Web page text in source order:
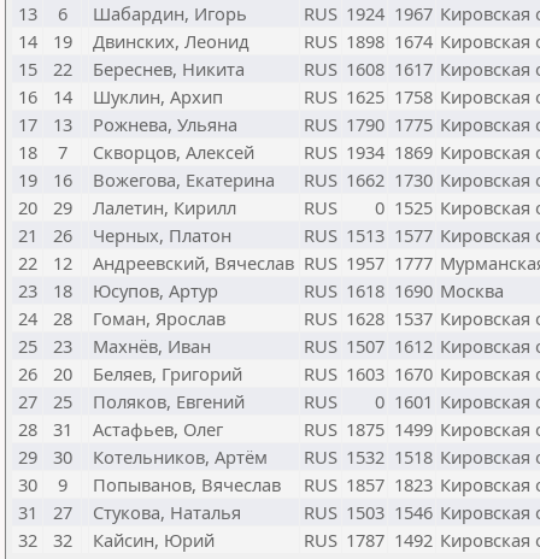
13
6 Шабардин, Игорь RUS 1924 1967 Кировская
14
19 Двинских, Леонид RUS 1898 1674 Кировская
15
22 Береснев, Никита RUS 1608 1617 Кировская
16
14 Шуклин, Архип RUS 1625 1758 Кировская
17
13 Рожнева, Ульяна RUS 1790 1775 Кировская
18
7 Скворцов, Алексей RUS 1934 1869 Кировская
19
16 Вожегова, Екатерина RUS 1662 1730 Кировская
20
29 Лалетин, Кирилл RUS 0 1525 Кировская
21
26 Черных, Платон RUS 1513 1577 Кировская
22
12 Андреевский, Вячеслав RUS 1957 1777
23
18 Юсупов, Артур RUS 1618 1690 Москва
24
28 Гоман, Ярослав RUS 1628 1537 Кировская
25
23 Махнёв, Иван RUS 1507 1612 Кировская
26
20 Беляев, Григорий RUS 1603 1670 Кировская
27
25 Поляков, Евгений RUS 0 1601 Кировская
28
31 Астафьев, Олег RUS 1875 1499 Кировская
29
30 Котельников, Артём RUS 1532 1518 Кировская
30
9 Попыванов, Вячеслав RUS 1857 1823 Кировская
31
27 Стукова, Наталья RUS 1503 1546 Кировская
32
32 Кайсин, Юрий RUS 1787 1492 Кировская